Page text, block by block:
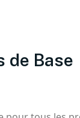
de Base